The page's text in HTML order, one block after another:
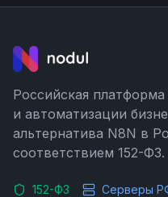
Российская
и автоматизации
альтернатива N8N в
соответствием 152-ФЗ.
152-ФЗ Серверы